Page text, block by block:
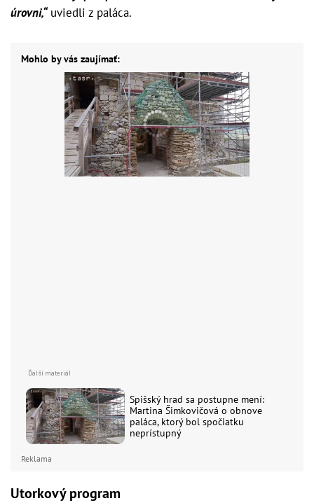
úrovni,“uviedli z paláca.
Mohlo by vás zaujímať:
Spišský hrad sa postupne mení:
Martina Šimkovičová o obnove
paláca, ktorý bol spočiatku
neprístupný
Reklama
Utorkový program